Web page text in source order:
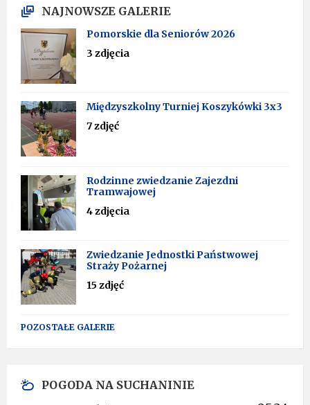
NAJNOWSZE GALERIE
Pomorskie dla Seniorów 2026
3 zdjęcia
Międzyszkolny Turniej Koszykówki 3x3
7 zdjęć
Rodzinne zwiedzanie Zajezdni
Tramwajowej
4 zdjęcia
Zwiedzanie Jednostki Państwowej
Straży Pożarnej
15 zdjęć
POZOSTAŁE GALERIE
POGODA NA SUCHANINIE